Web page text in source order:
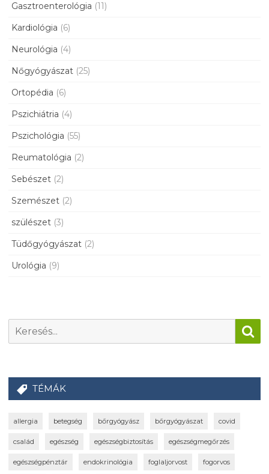
Gasztroenterológia (11)
Kardiológia (6)
Neurológia (4)
Nőgyógyászat (25)
Ortopédia (6)
Pszichiátria (4)
Pszichológia (55)
Reumatológia (2)
Sebészet (2)
Szemészet (2)
szülészet (3)
Tüdőgyógyászat (2)
Urológia (9)
TÉMÁK
allergia betegség bőrgyógyász bőrgyógyászat covid
család egészség egészségbiztosítás egészségmegőrzés
egészségpénztár endokrinológia foglaljorvost fogorvos